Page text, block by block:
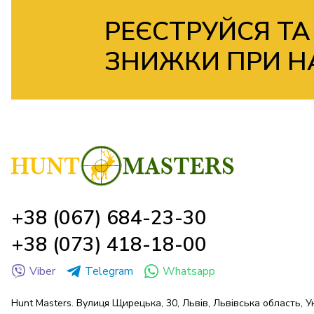
РЕЄСТРУЙСЯ
ЗНИЖКИ ПРИ
+38 (067) 684-23-30
+38 (073) 418-18-00
Viber Telegram Whatsapp
Hunt Masters. Вулиця Щирецька, 30, Львів, Львівська область,